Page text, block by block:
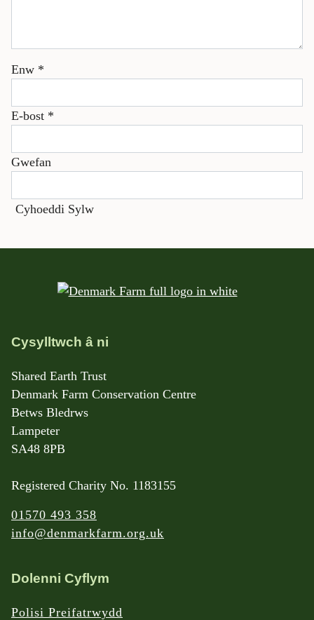
Enw *
E-bost *
Gwefan
Cysylltwch â ni
Shared Earth Trust
Denmark Farm Conservation Centre
Betws Bledrws
Lampeter
SA48 8PB
Registered Charity No. 1183155
01570 493 358
info@denmarkfarm.org.uk
Dolenni Cyflym
Polisi Preifatrwydd